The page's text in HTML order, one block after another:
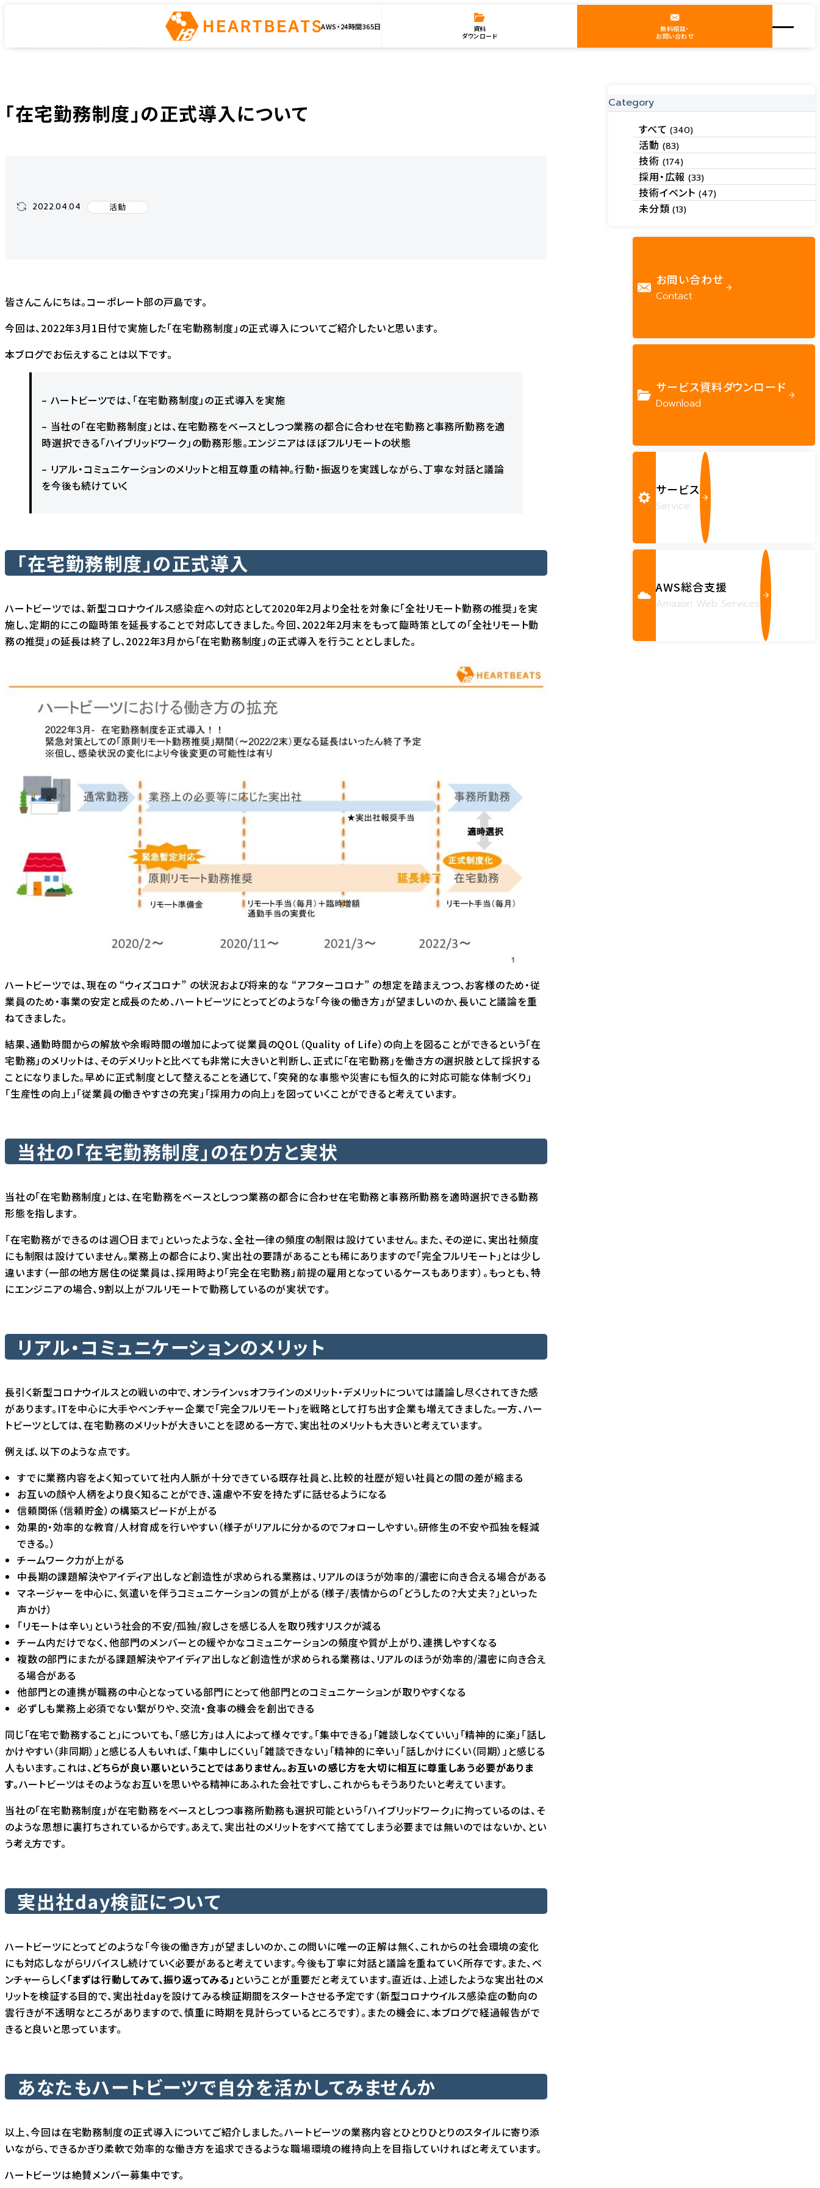
AWS・24時間365日
資料
ダウンロード
無料相談・
お問い合わせ
「在宅勤務制度」の正式導入について
2022.04.04 活動
皆さんこんにちは。コーポレート部の戸島です。
今回は、2022年3月1日付で実施した「在宅勤務制度」の正式導入についてご紹介したいと思います。
本ブログでお伝えすることは以下です。
– ハートビーツでは、「在宅勤務制度」の正式導入を実施
– 当社の「在宅勤務制度」とは、在宅勤務をベースとしつつ業務の都合に合わせ在宅勤務と事務所勤務を適
時選択できる「ハイブリッドワーク」の勤務形態。エンジニアはほぼフルリモートの状態
– リアル・コミュニケーションのメリットと相互尊重の精神。行動・振返りを実践しながら、丁寧な対話と議論
を今後も続けていく
「在宅勤務制度」の正式導入
ハートビーツでは、新型コロナウイルス感染症への対応として2020年2月より全社を対象に「全社リモート勤務の推奨」を実
施し、定期的にこの臨時策を延長することで対応してきました。今回、2022年2月末をもって臨時策としての「全社リモート勤
務の推奨」の延長は終了し、2022年3月から「在宅勤務制度」の正式導入を行うこととしました。
ハートビーツでは、現在の “ウィズコロナ” の状況および将来的な “アフターコロナ” の想定を踏まえつつ、お客様のため・従
業員のため・事業の安定と成長のため、ハートビーツにとってどのような「今後の働き方」が望ましいのか、長いこと議論を重
ねてきました。
結果、通勤時間からの解放や余暇時間の増加によって従業員のQOL（Quality of Life）の向上を図ることができるという「在
宅勤務」のメリットは、そのデメリットと比べても非常に大きいと判断し、正式に「在宅勤務」を働き方の選択肢として採択する
ことになりました。早めに正式制度として整えることを通じて、「突発的な事態や災害にも恒久的に対応可能な体制づくり」
「生産性の向上」「従業員の働きやすさの充実」「採用力の向上」を図っていくことができると考えています。
当社の「在宅勤務制度」の在り方と実状
当社の「在宅勤務制度」とは、在宅勤務をベースとしつつ業務の都合に合わせ在宅勤務と事務所勤務を適時選択できる勤務
形態を指します。
「在宅勤務ができるのは週〇日まで」といったような、全社一律の頻度の制限は設けていません。また、その逆に、実出社頻度
にも制限は設けていません。業務上の都合により、実出社の要請があることも稀にありますので「完全フルリモート」とは少し
違います（一部の地方居住の従業員は、採用時より「完全在宅勤務」前提の雇用となっているケースもあります）。もっとも、特
にエンジニアの場合、9割以上がフルリモートで勤務しているのが実状です。
リアル・コミュニケーションのメリット
長引く新型コロナウイルスとの戦いの中で、オンラインvsオフラインのメリット・デメリットについては議論し尽くされてきた感
があります。ITを中心に大手やベンチャー企業で「完全フルリモート」を戦略として打ち出す企業も増えてきました。一方、ハー
トビーツとしては、在宅勤務のメリットが大きいことを認める一方で、実出社のメリットも大きいと考えています。
例えば、以下のような点です。
すでに業務内容をよく知っていて社内人脈が十分できている既存社員と、比較的社歴が短い社員との間の差が縮まる
お互いの顔や人柄をより良く知ることができ、遠慮や不安を持たずに話せるようになる
信頼関係（信頼貯金）の構築スピードが上がる
効果的・効率的な教育/人材育成を行いやすい（様子がリアルに分かるのでフォローしやすい。研修生の不安や孤独を軽減
できる。）
チームワーク力が上がる
中長期の課題解決やアイディア出しなど創造性が求められる業務は、リアルのほうが効率的/濃密に向き合える場合がある
マネージャーを中心に、気遣いを伴うコミュニケーションの質が上がる（様子/表情からの「どうしたの？大丈夫？」といった
声かけ）
「リモートは辛い」という社会的不安/孤独/寂しさを感じる人を取り残すリスクが減る
チーム内だけでなく、他部門のメンバーとの緩やかなコミュニケーションの頻度や質が上がり、連携しやすくなる
複数の部門にまたがる課題解決やアイディア出しなど創造性が求められる業務は、リアルのほうが効率的/濃密に向き合え
る場合がある
他部門との連携が職務の中心となっている部門にとって他部門とのコミュニケーションが取りやすくなる
必ずしも業務上必須でない繋がりや、交流・食事の機会を創出できる
同じ「在宅で勤務すること」についても、「感じ方」は人によって様々です。「集中できる」「雑談しなくていい」「精神的に楽」「話し
かけやすい（非同期）」と感じる人もいれば、「集中しにくい」「雑談できない」「精神的に辛い」「話しかけにくい（同期）」と感じる
人もいます。これは、どちらが良い悪いということではありません。お互いの感じ方を大切に相互に尊重しあう必要がありま
す。ハートビーツはそのようなお互いを思いやる精神にあふれた会社ですし、これからもそうありたいと考えています。
当社の「在宅勤務制度」が在宅勤務をベースとしつつ事務所勤務も選択可能という「ハイブリッドワーク」に拘っているのは、そ
のような思想に裏打ちされているからです。あえて、実出社のメリットをすべて捨ててしまう必要までは無いのではないか、とい
う考え方です。
実出社day検証について
ハートビーツにとってどのような「今後の働き方」が望ましいのか、この問いに唯一の正解は無く、これからの社会環境の変化
にも対応しながらリバイスし続けていく必要があると考えています。今後も丁寧に対話と議論を重ねていく所存です。また、ベ
ンチャーらしく「まずは行動してみて、振り返ってみる」 ということが重要だと考えています。直近は、上述したような実出社のメ
リットを検証する目的で、実出社dayを設けてみる検証期間をスタートさせる予定です（新型コロナウイルス感染症の動向の
雲行きが不透明なところがありますので、慎重に時期を見計らっているところです）。またの機会に、本ブログで経過報告がで
きると良いと思っています。
あなたもハートビーツで自分を活かしてみませんか
以上、今回は在宅勤務制度の正式導入についてご紹介しました。ハートビーツの業務内容とひとりひとりのスタイルに寄り添
いながら、できるかぎり柔軟で効率的な働き方を追求できるような職場環境の維持向上を目指していければと考えています。
ハートビーツは絶賛メンバー募集中です。
Category
すべて(340)
活動 (83)
技術 (174)
採用・広報(33)
技術イベント (47)
未分類(13)
お問い合わせ
Contact
サービス資料ダウンロード
Download
サービス
Service
AWS総合支援
Amazon Web Services